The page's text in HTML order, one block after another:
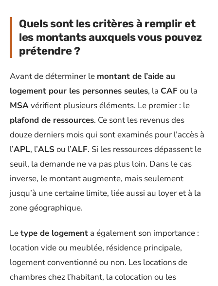
Quels sont les critères à remplir et
les montants auxquels vous pouvez
prétendre ?
Avant de déterminer le montant de l’aide au
logement pour les personnes seules, la CAFou la
MSAvérifient plusieurs éléments. Le premier : le
plafond de ressources. Ce sont les revenus des
douze derniers mois qui sont examinés pour l’accès à
l’APL, l’ALSou l’ALF. Si les ressources dépassent le
seuil, la demande ne va pas plus loin. Dans le cas
inverse, le montant augmente, mais seulement
jusqu’à une certaine limite, liée aussi au loyer et à la
zone géographique.
Letype de logement a également son importance :
location vide ou meublée, résidence principale,
logement conventionné ou non. Les locations de
chambres chez l’habitant, la colocation ou les